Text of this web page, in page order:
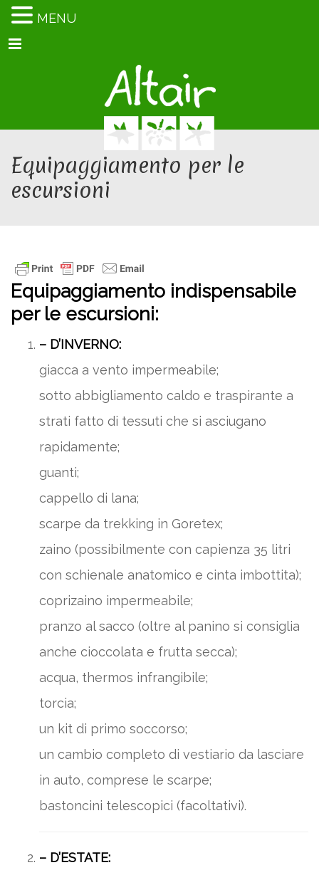
Menu
Equipaggiamento per le
escursioni
Equipaggiamento indispensabile
per le escursioni:
– D’INVERNO:
giacca a vento impermeabile;
sotto abbigliamento caldo e traspirante a
strati fatto di tessuti che si asciugano
rapidamente;
guanti;
cappello di lana;
scarpe da trekking in Goretex;
zaino (possibilmente con capienza 35 litri
con schienale anatomico e cinta imbottita);
coprizaino impermeabile;
pranzo al sacco (oltre al panino si consiglia
anche cioccolata e frutta secca);
acqua, thermos infrangibile;
torcia;
un kit di primo soccorso;
un cambio completo di vestiario da lasciare
in auto, comprese le scarpe;
bastoncini telescopici (facoltativi).
– D’ESTATE:
MENU